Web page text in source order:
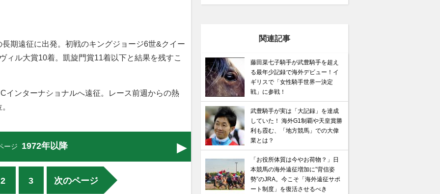
期遠征に出発。初戦のキングジョージ6世&クイー
ィル大賞10着。凱旋門賞11着以下と結果を残すこ
ンターナショナルへ遠征。レース前週からの熱
ージ 1972年以降
2 3 次のページ
関連記事
藤田菜七子騎手が武豊騎手を超え
る最年少記録で海外デビュー！イ
ギリスで「女性騎手世界一決定
戦」に参戦！
武豊騎手が実は「大記録」を達成
していた！ 海外G1制覇や天皇賞勝
利も霞む、「地方競馬」での大偉
業とは？
「お役所体質は今やお荷物？」日
本競馬の海外遠征増加に”背信姿
勢”のJRA。今こそ「海外遠征サポ
ート制度」を復活させるべき